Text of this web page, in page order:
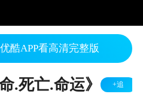
酷APP看高清完整版
.死亡.命运》 +追